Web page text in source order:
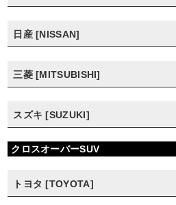
日産 [NISSAN]
三菱 [MITSUBISHI]
スズキ [SUZUKI]
クロスオーバーSUV
トヨタ [TOYOTA]